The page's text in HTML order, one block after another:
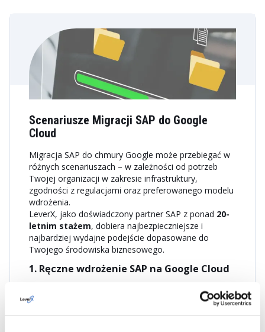
Scenariusze Migracji SAP do Google
Cloud
Migracja SAP do chmury Google może przebiegać w
różnych scenariuszach – w zależności od potrzeb
Twojej organizacji w zakresie infrastruktury,
zgodności z regulacjami oraz preferowanego modelu
wdrożenia.
LeverX, jako doświadczony partner SAP z ponad 20-
letnim stażem, dobiera najbezpieczniejsze i
najbardziej wydajne podejście dopasowane do
Twojego środowiska biznesowego.
1. Ręczne wdrożenie SAP na Google Cloud
Pełna kontrola nad konfiguracją i procesem
wdrożenia: